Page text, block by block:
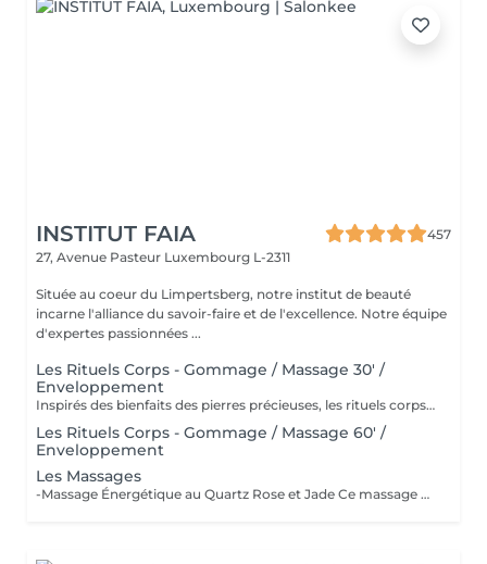
INSTITUT FAIA
457
27, Avenue Pasteur Luxembourg L-2311
Située au coeur du Limpertsberg, notre institut de beauté
incarne l'alliance du savoir-faire et de l'excellence. Notre équipe
d'expertes passionnées ...
Les Rituels Corps - Gommage / Massage 30' /
Enveloppement
Inspirés des bienfaits des pierres précieuses, les rituels corps Gemology associent techniques de massage expertes et actifs minéraux pour offrir un moment de détente absolue. Chaque soin est conçu pour rééquilibrer, hydrater, raffermir ou détoxifier la peau, tout en apaisant le corps et l'esprit. Une expérience sensorielle unique, où luxe et efficacité se rencontrent pour révéler l'éclat naturel de votre peau.
Les Rituels Corps - Gommage / Massage 60' /
Enveloppement
Les Massages
-Massage Énergétique au Quartz Rose et Jade Ce massage unique associe la puissance vibratoire des pierres précieuses à des manuvres profondes et relaxantes. Grâce au quartz rose et au jade, il rééquilibre les énergies, relâche les tensions et réveille l'éclat intérieur. Un véritable soin holistique, pour le corps et l'esprit. -Massage Ressourçant Future Maman Spécialement conçu pour accompagner la femme enceinte en douceur, ce massage soulage les tensions, améliore la circulation et procure une profonde sensation de bien-être. Réalisé avec des mouvements enveloppants et des produits adaptés, il offre un moment précieux de connexion avec soi et avec bébé.